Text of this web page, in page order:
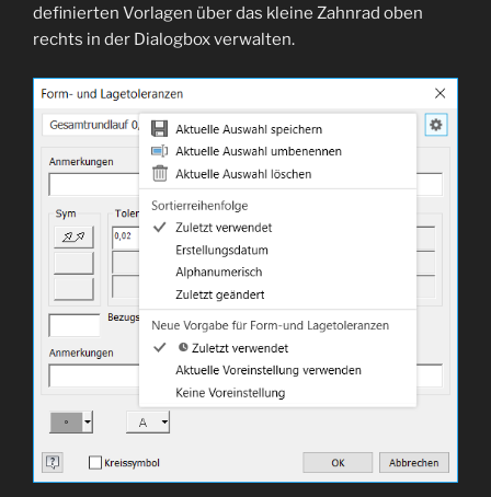
definierten Vorlagen über das kleine Zahnrad oben
rechts in der Dialogbox verwalten.